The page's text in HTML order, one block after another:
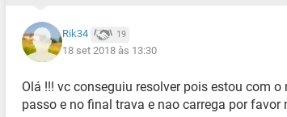
Rik34 19
18 set 2018 às 13:30
Olá !!! vc conseguiu resolver pois estou com
passo e no final trava e nao carrega por favor